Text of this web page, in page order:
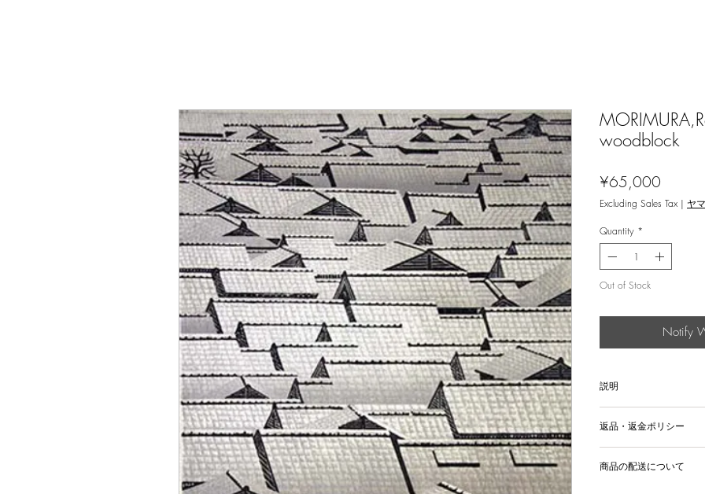
woodblock
¥65,000
Excluding Sales Tax | ヤ
Quantity *
Out of Stock
Notify
説明
返品・返金ポリシー
商品の配送について